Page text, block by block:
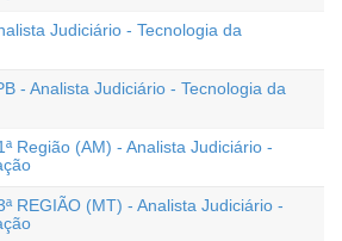
Judiciário - Tecnologia da
- Analista Judiciário - Tecnologia da
Região (AM) - Analista Judiciário -
REGIÃO (MT) - Analista Judiciário -